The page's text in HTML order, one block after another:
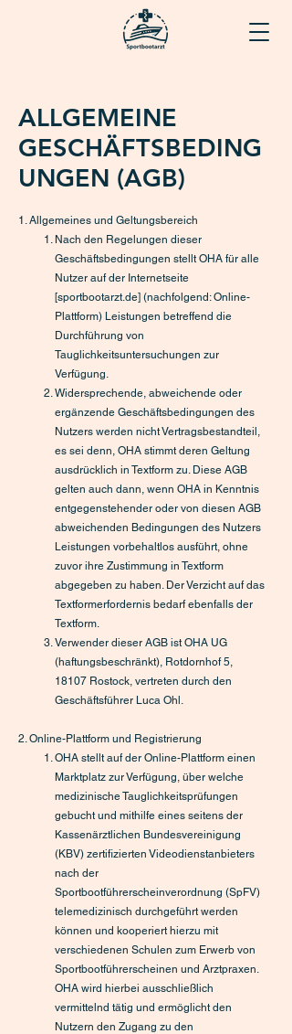
ALLGEMEINE
GESCHÄFTSBEDING
UNGEN (AGB)
1. Allgemeines und Geltungsbereich
Nach den Regelungen dieser
Geschäftsbedingungen stellt OHA für alle
Nutzer auf der Internetseite
[sportbootarzt.de] (nachfolgend: Online-
Plattform) Leistungen betreffend die
Durchführung von
Tauglichkeitsuntersuchungen zur
Verfügung.
Widersprechende, abweichende oder
ergänzende Geschäftsbedingungen des
Nutzers werden nicht Vertragsbestandteil,
es sei denn, OHA stimmt deren Geltung
ausdrücklich in Textform zu. Diese AGB
gelten auch dann, wenn OHA in Kenntnis
entgegenstehender oder von diesen AGB
abweichenden Bedingungen des Nutzers
Leistungen vorbehaltlos ausführt, ohne
zuvor ihre Zustimmung in Textform
abgegeben zu haben. Der Verzicht auf das
Textformerfordernis bedarf ebenfalls der
Textform.
Verwender dieser AGB ist OHA UG
(haftungsbeschränkt), Rotdornhof 5,
18107 Rostock, vertreten durch den
Geschäftsführer Luca Ohl.
2. Online-Plattform und Registrierung
OHA stellt auf der Online-Plattform einen
Marktplatz zur Verfügung, über welche
medizinische Tauglichkeitsprüfungen
gebucht und mithilfe eines seitens der
Kassenärztlichen Bundesvereinigung
(KBV) zertifizierten Videodienstanbieters
nach der
Sportbootführerscheinverordnung (SpFV)
telemedizinisch durchgeführt werden
können und kooperiert hierzu mit
verschiedenen Schulen zum Erwerb von
Sportbootführerscheinen und Arztpraxen.
OHA wird hierbei ausschließlich
vermittelnd tätig und ermöglicht den
Nutzern den Zugang zu den